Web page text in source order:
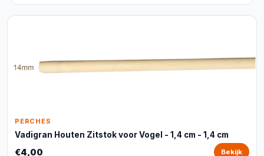
PERCHES
Vadigran Houten Zitstok voor Vogel - 1,4 cm - 1,4 cm
€4,00 Bekijk